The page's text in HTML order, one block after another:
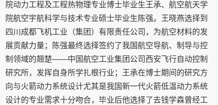
院动力工程及工程热物理专业博士毕业生王承、航空航天学
院航空宇航科学与技术专业硕士毕业生陈强。王晓燕选择到
四川成都飞机工业（集团）有限责任公司，为航空材料的发
展贡献力量；陈强最终选择签约了我国航空导航、制导与控
制领域的翘楚——中国航空工业集团公司西安飞行自动控制
研究所，发挥自身所学扎根行业；王承在博士期间的研究方
向与火箭动力系统设计尤其是我国新一代火箭低温动力系统
设计的专业需求十分吻合，毕业后他选择了去钱学森曾经工